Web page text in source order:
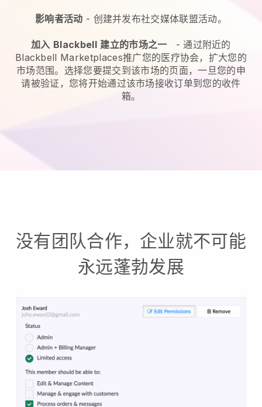
影响者活动 - 创建并发布社交媒体联盟活动。
加入 Blackbell 建立的市场之一 -通过附近的
Blackbell Marketplaces推广您的医疗协会，扩大您的
市场范围。 选择您要提交到该市场的页面，一旦您的申
请被验证，您将开始通过该市场接收订单到您的收件
箱。
没有团队合作，企业就不可能
永远蓬勃发展